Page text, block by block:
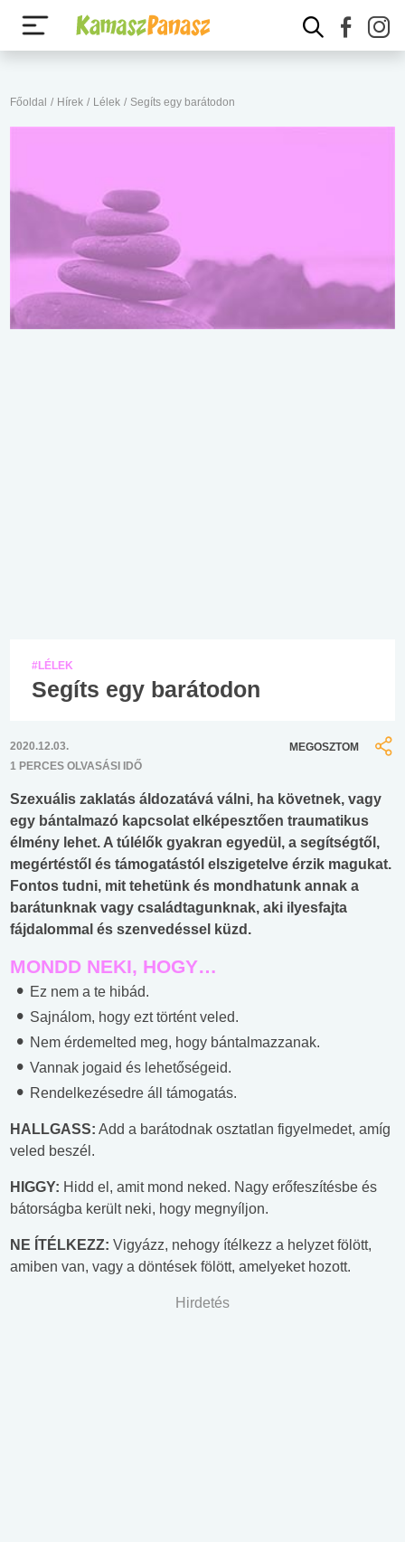
Főoldal / Hírek / Lélek / Segíts egy barátodon
#LÉLEK
Segíts egy barátodon
2020.12.03.
1 PERCES OLVASÁSI IDŐ
MEGOSZTOM
Szexuális zaklatás áldozatává válni, ha követnek, vagy
egy bántalmazó kapcsolat elképesztően traumatikus
élmény lehet. A túlélők gyakran egyedül, a segítségtől,
megértéstől és támogatástól elszigetelve érzik magukat.
Fontos tudni, mit tehetünk és mondhatunk annak a
barátunknak vagy családtagunknak, aki ilyesfajta
fájdalommal és szenvedéssel küzd.
MONDD NEKI, HOGY…
Ez nem a te hibád.
Sajnálom, hogy ezt történt veled.
Nem érdemelted meg, hogy bántalmazzanak.
Vannak jogaid és lehetőségeid.
Rendelkezésedre áll támogatás.
HALLGASS: Add a barátodnak osztatlan figyelmedet, amíg
veled beszél.
HIGGY: Hidd el, amit mond neked. Nagy erőfeszítésbe és
bátorságba került neki, hogy megnyíljon.
NE ÍTÉLKEZZ: Vigyázz, nehogy ítélkezz a helyzet fölött,
amiben van, vagy a döntések fölött, amelyeket hozott.
Hirdetés